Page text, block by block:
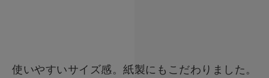
使いやすいサイズ感。紙製にもこだわりました。